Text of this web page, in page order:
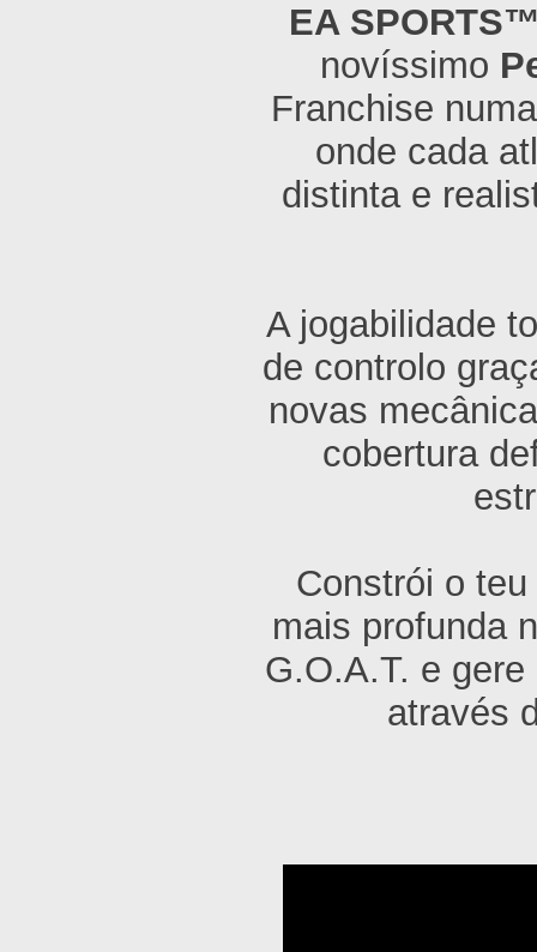
EA
novíssimo
Franchise
onde cada
distinta e
A jogabilidade
de controlo
novas
cobertura
Constrói o
mais profunda
G.O.A.T. e
através